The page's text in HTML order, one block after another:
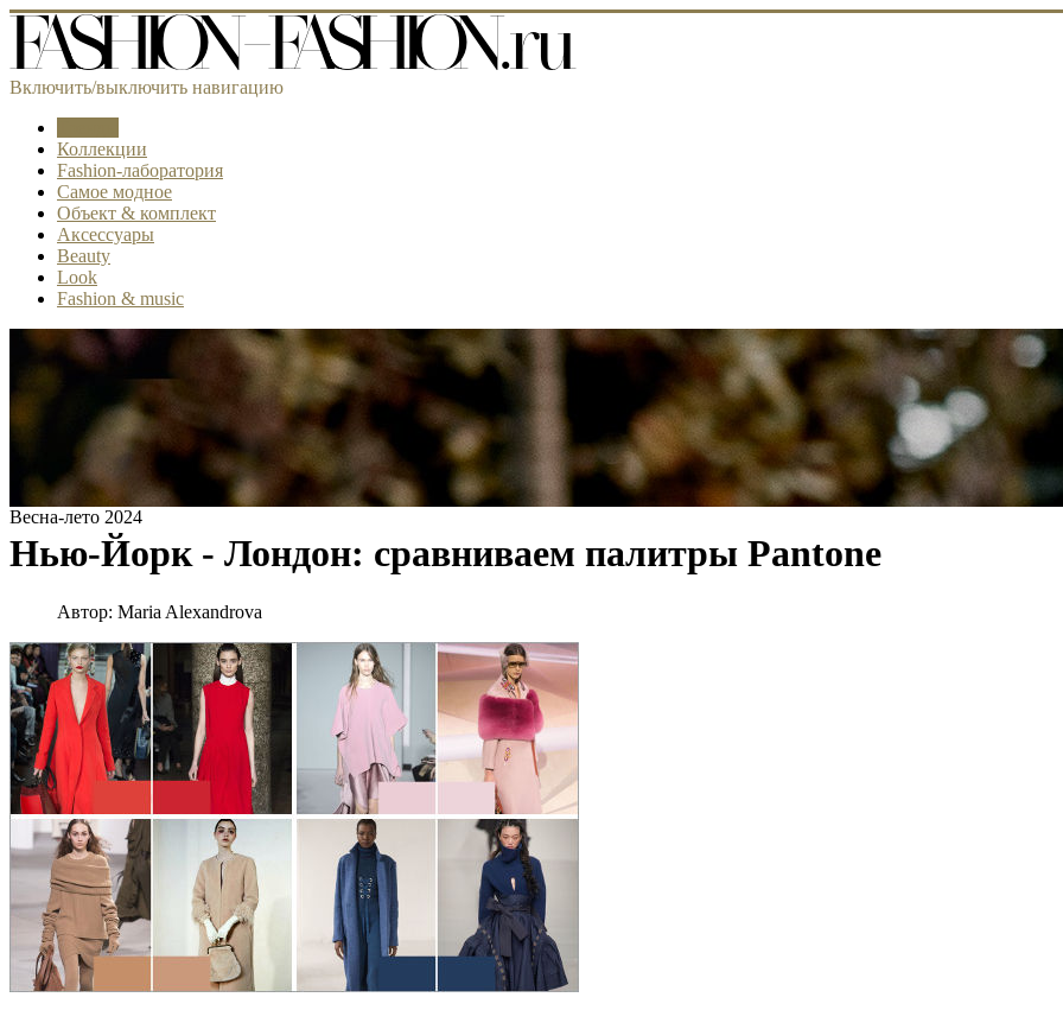
Включить/выключить навигацию
Коллекции
Fashion-лаборатория
Самое модное
Объект & комплект
Аксессуары
Beauty
Look
Fashion & music
Весна-лето 2024
Нью-Йорк - Лондон: сравниваем палитры Pantone
Автор: Maria Alexandrova